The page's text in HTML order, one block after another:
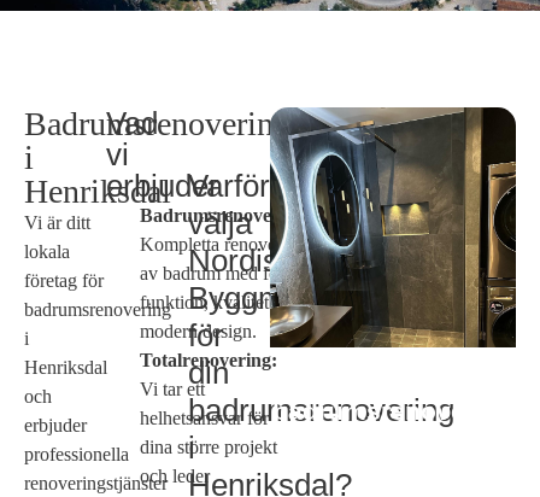
Badrumsrenovering
i
Henriksdal
Vi är ditt
lokala
företag för
badrumsrenovering
i
Henriksdal
och
erbjuder
professionella
renoveringstjänster
Vad
vi
erbjuder
Badrumsrenoveringar:
Kompletta renoveringar
av badrum med fokus på
funktion, kvalitet och
modern design.
Totalrenovering:
Vi tar ett
helhetsansvar för
dina större projekt
och leder
Varför
välja
Nordiska
Byggmästarna
för
din
badrumsrenovering
i
Henriksdal?
badrumsrenovering
i Henriksdal?